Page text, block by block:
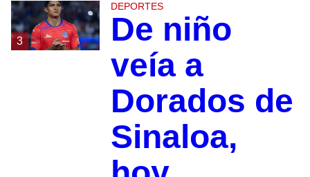
3
DEPORTES
De niño
veía a
Dorados de
Sinaloa,